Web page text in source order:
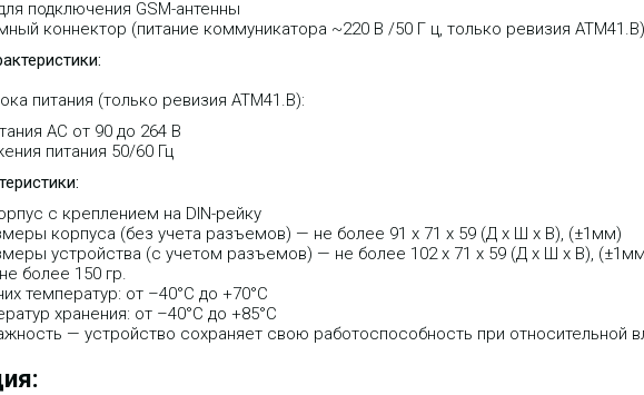
подключения GSM-антенны
коннектор (питание коммуникатора ~220 В /50 Г ц, только ревизия ATM41.B)
питания (только ревизия ATM41.B):
AC от 90 до 264 В
питания 50/60 Гц
с креплением на DIN-рейку
корпуса (без учета разъемов) — не более 91 x 71 x 59 (Д x Ш x В), (±1мм)
устройства (с учетом разъемов) — не более 102 x 71 x 59 (Д x Ш x В),
более 150 гр.
температур: от –40°С до +70°С
хранения: от –40°С до +85°С
— устройство сохраняет свою работоспособность при относительной